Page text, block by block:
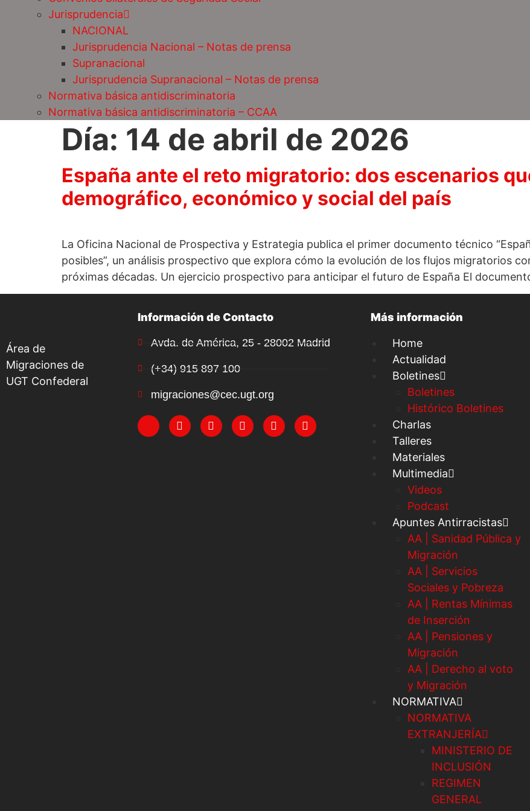
Jurisprudencia
NACIONAL
Jurisprudencia Nacional – Notas de prensa
Supranacional
Jurisprudencia Supranacional – Notas de prensa
Normativa básica antidiscriminatoria
Normativa básica antidiscriminatoria – CCAA
Día: 14 de abril de 2026
España ante el reto migratorio: dos escenarios
demográfico, económico y social del país
La Oficina Nacional de Prospectiva y Estrategia publica el primer documento técnico
posibles”, un análisis prospectivo que explora cómo la evolución de los flujos migratorios
próximas décadas. Un ejercicio prospectivo para anticipar el futuro de España El
Área de
Migraciones de
UGT Confederal
Información de Contacto
Avda. de América, 25 - 28002 Madrid
(+34) 915 897 100
migraciones@cec.ugt.org
Más información
Home
Actualidad
Boletines
Boletines
Histórico Boletines
Charlas
Talleres
Materiales
Multimedia
Videos
Podcast
Apuntes Antirracistas
AA | Sanidad Pública y
Migración
AA | Servicios
Sociales y Pobreza
AA | Rentas Mínimas
de Inserción
AA | Pensiones y
Migración
AA | Derecho al voto
y Migración
NORMATIVA
NORMATIVA
EXTRANJERÍA
MINISTERIO DE
INCLUSIÓN
REGIMEN
GENERAL